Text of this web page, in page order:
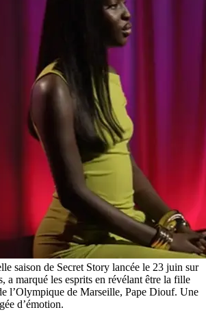
saison de Secret Story lancée le 23 juin sur
a marqué les esprits en révélant être la fille
l’Olympique de Marseille, Pape Diouf. Une
d’émotion.